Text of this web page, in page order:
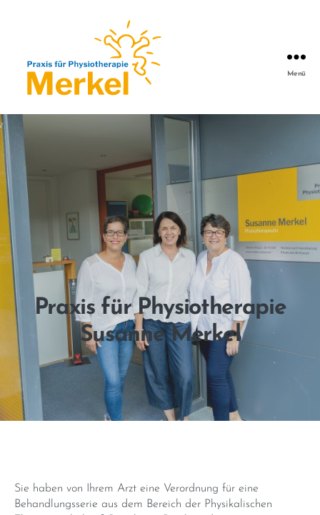
Menü
Praxis für Physiotherapie
Susanne Merkel
Sie haben von Ihrem Arzt eine Verordnung für eine
Behandlungsserie aus dem Bereich der Physikalischen